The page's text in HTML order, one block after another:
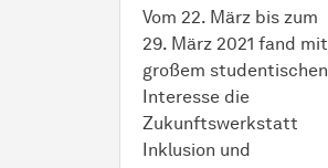
Vom 22. März bis zum
29. März 2021 fand mit
großem studentischen
Interesse die
Zukunftswerkstatt
Inklusion und